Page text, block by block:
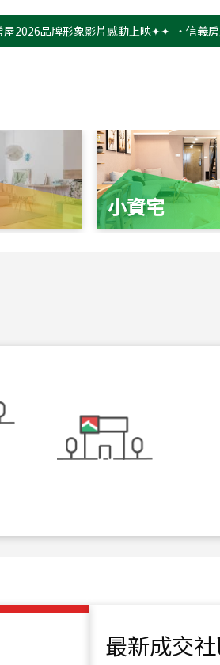
牌形象影片感動上映✦✦ ‧信義房屋聲明
小資宅
最新成交
台北
新竹市
115年